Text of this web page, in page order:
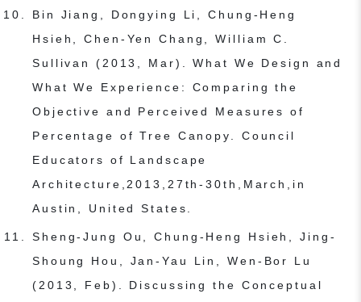
Bin Jiang, Dongying Li, Chung-Heng
Hsieh, Chen-Yen Chang, William C.
Sullivan (2013, Mar). What We Design and
What We Experience: Comparing the
Objective and Perceived Measures of
Percentage of Tree Canopy. Council
Educators of Landscape
Architecture,2013,27th-30th,March,in
Austin, United States.
Sheng-Jung Ou, Chung-Heng Hsieh, Jing-
Shoung Hou, Jan-Yau Lin, Wen-Bor Lu
(2013, Feb). Discussing the Conceptual